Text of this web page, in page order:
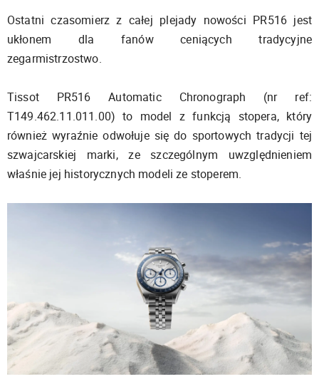
Ostatni czasomierz z całej plejady nowości PR516 jest
ukłonem dla fanów ceniących tradycyjne
zegarmistrzostwo.
Tissot PR516 Automatic Chronograph (nr ref:
T149.462.11.011.00) to model z funkcją stopera, który
również wyraźnie odwołuje się do sportowych tradycji tej
szwajcarskiej marki, ze szczególnym uwzględnieniem
właśnie jej historycznych modeli ze stoperem.